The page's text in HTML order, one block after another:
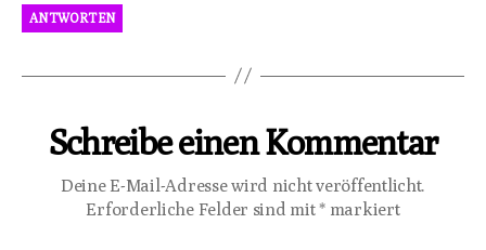
ANTWORTEN
Schreibe einen Kommentar
Deine E-Mail-Adresse wird nicht veröffentlicht.
Erforderliche Felder sind mit* markiert